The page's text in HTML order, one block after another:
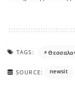
TAGS:
SOURCE: newsit